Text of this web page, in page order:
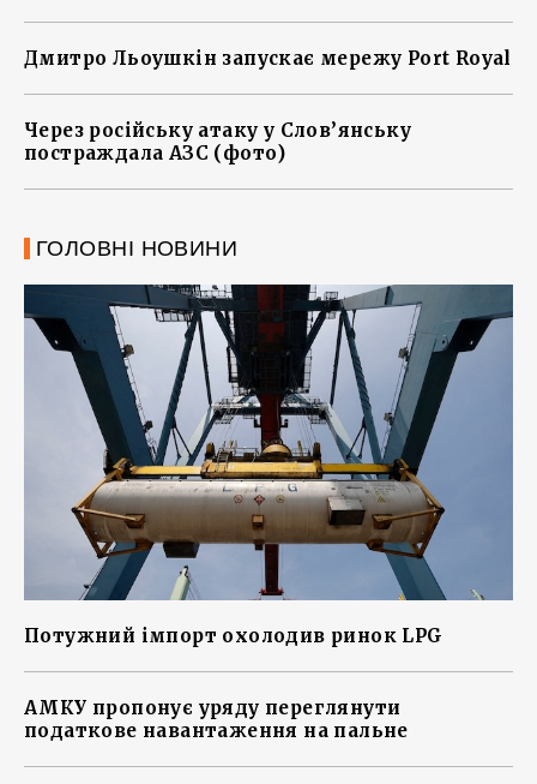
Дмитро Льоушкін запускає мережу Port Royal
Через російську атаку у Слов’янську
постраждала АЗС (фото)
ГОЛОВНІ НОВИНИ
Потужний імпорт охолодив ринок LPG
АМКУ пропонує уряду переглянути
податкове навантаження на пальне